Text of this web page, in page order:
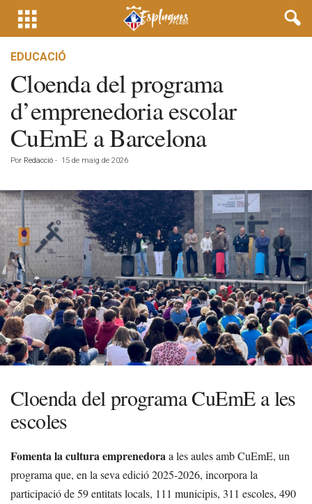
EDUCACIÓ
Cloenda del programa
d’emprenedoria escolar
CuEmE a Barcelona
Por Redacció - 15 de maig de 2026
Cloenda del programa CuEmE a les
escoles
Fomenta la cultura emprenedoraa les aules amb CuEmE, un
programa que, en la seva edició 2025-2026, incorpora la
participació de 59 entitats locals, 111 municipis, 311 escoles, 490